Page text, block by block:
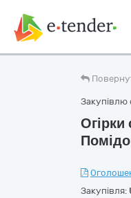
Закупівлю
Огірки
Закупівля: